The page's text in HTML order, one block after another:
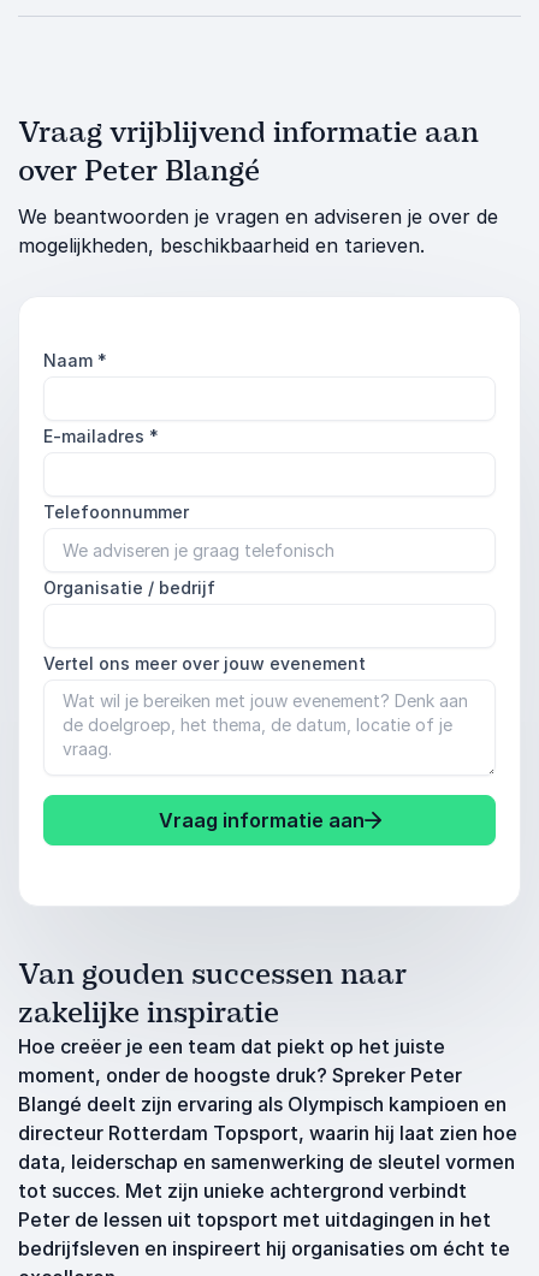
Vraag vrijblijvend informatie aan
over Peter Blangé
We beantwoorden je vragen en adviseren je over de
mogelijkheden, beschikbaarheid en tarieven.
Naam *
E-mailadres *
Telefoonnummer
Organisatie / bedrijf
Vertel ons meer over jouw evenement
Vraag informatie aan
Van gouden successen naar
zakelijke inspiratie
Hoe creëer je een team dat piekt op het juiste
moment, onder de hoogste druk? Spreker Peter
Blangé deelt zijn ervaring als Olympisch kampioen en
directeur Rotterdam Topsport, waarin hij laat zien hoe
data, leiderschap en samenwerking de sleutel vormen
tot succes. Met zijn unieke achtergrond verbindt
Peter de lessen uit topsport met uitdagingen in het
bedrijfsleven en inspireert hij organisaties om écht te